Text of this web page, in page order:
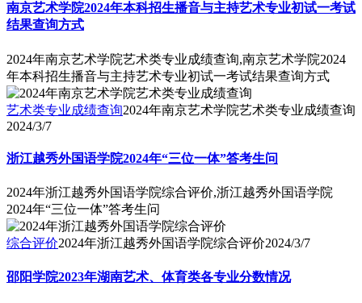
南京艺术学院2024年本科招生播音与主持艺术专业初试一考试
结果查询方式
2024年南京艺术学院艺术类专业成绩查询,南京艺术学院2024
年本科招生播音与主持艺术专业初试一考试结果查询方式
艺术类专业成绩查询2024年南京艺术学院艺术类专业成绩查询
2024/3/7
浙江越秀外国语学院2024年“三位一体”答考生问
2024年浙江越秀外国语学院综合评价,浙江越秀外国语学院
2024年“三位一体”答考生问
综合评价2024年浙江越秀外国语学院综合评价2024/3/7
邵阳学院2023年湖南艺术、体育类各专业分数情况